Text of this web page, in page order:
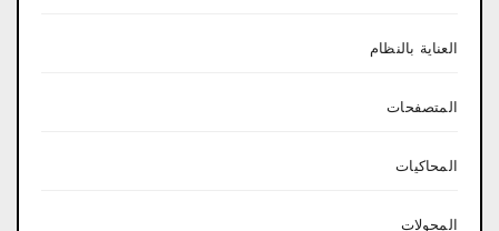
العناية بالنظام
المتصفحات
المحاكيات
المحولات